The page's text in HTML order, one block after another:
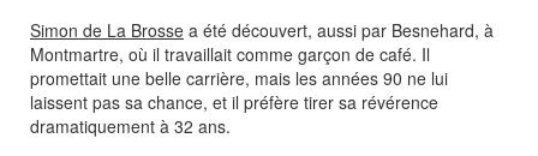
Simon de La Brosse a été découvert, aussi par Besnehard, à
Montmartre, où il travaillait comme garçon de café. Il
promettait une belle carrière, mais les années 90 ne lui
laissent pas sa chance, et il préfère tirer sa révérence
dramatiquement à 32 ans.